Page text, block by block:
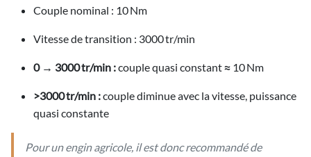
Couple nominal : 10 Nm
Vitesse de transition : 3000 tr/min
0 → 3000 tr/min :couple quasi constant ≈ 10 Nm
>3000 tr/min :couple diminue avec la vitesse, puissance
quasi constante
Pour un engin agricole, il est donc recommandé de